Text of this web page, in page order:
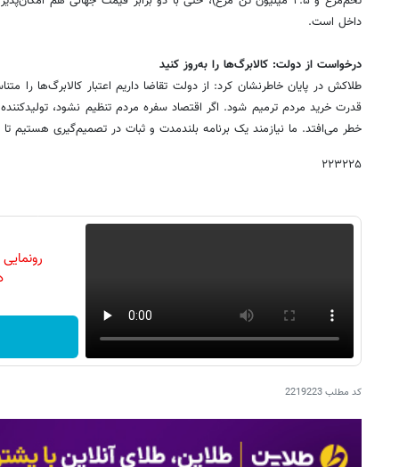
داخل است.
درخواست از دولت: کالابرگ‌ها را به‌روز کنید
طلاکش در پایان خاطرنشان کرد: از دولت تقاضا داریم اعتبار کالابرگ‌ها را
قدرت خرید مردم ترمیم شود. اگر اقتصاد سفره مردم تنظیم نشود،
خطر می‌افتد. ما نیازمند یک برنامه بلندمدت و ثبات در تصمیم‌گیری هستیم
۲۲۳۲۲۵
کد مطلب2219223